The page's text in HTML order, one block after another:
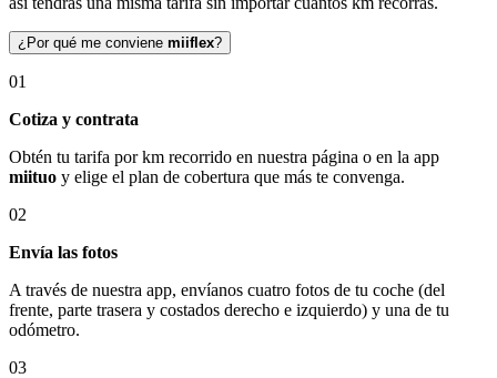
¿Por qué me conviene miiflex?
01
Cotiza y contrata
Obtén tu tarifa por km recorrido en nuestra página o en la app
miituo y elige el plan de cobertura que más te convenga.
02
Envía las fotos
A través de nuestra app, envíanos cuatro fotos de tu coche (del
frente, parte trasera y costados derecho e izquierdo) y una de tu
odómetro.
03